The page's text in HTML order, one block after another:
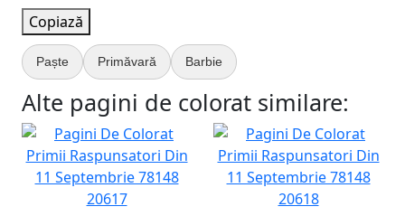
Copiază
Paște Primăvară Barbie
Alte pagini de colorat similare: